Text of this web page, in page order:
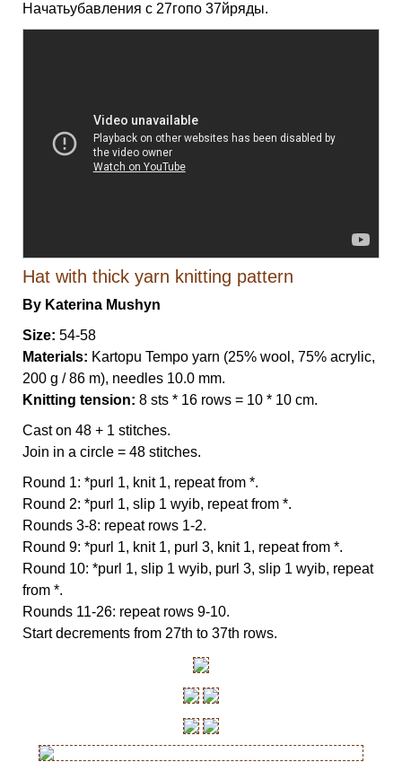
Начатьубавления c 27гопо 37йряды.
Hat with thick yarn knitting pattern
By Katerina Mushyn
Size: 54-58
Materials: Kartopu Tempo yarn (25% wool, 75% acrylic,
200 g / 86 m), needles 10.0 mm.
Knitting tension: 8 sts * 16 rows = 10 * 10 cm.
Cast on 48 + 1 stitches.
Join in a circle = 48 stitches.
Round 1: *purl 1, knit 1, repeat from *.
Round 2: *purl 1, slip 1 wyib, repeat from *.
Rounds 3-8: repeat rows 1-2.
Round 9: *purl 1, knit 1, purl 3, knit 1, repeat from *.
Round 10: *purl 1, slip 1 wyib, purl 3, slip 1 wyib, repeat
from *.
Rounds 11-26: repeat rows 9-10.
Start decrements from 27th to 37th rows.